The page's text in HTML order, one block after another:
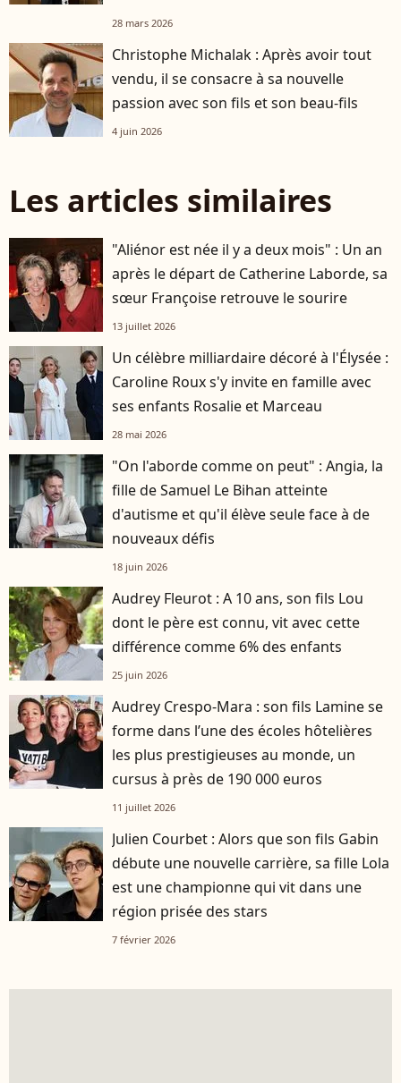
28 mars 2026
Christophe Michalak : Après avoir tout
vendu, il se consacre à sa nouvelle
passion avec son fils et son beau-fils
4 juin 2026
Les articles similaires
"Aliénor est née il y a deux mois" : Un an
après le départ de Catherine Laborde, sa
sœur Françoise retrouve le sourire
13 juillet 2026
Un célèbre milliardaire décoré à l'Élysée :
Caroline Roux s'y invite en famille avec
ses enfants Rosalie et Marceau
28 mai 2026
"On l'aborde comme on peut" : Angia, la
fille de Samuel Le Bihan atteinte
d'autisme et qu'il élève seule face à de
nouveaux défis
18 juin 2026
Audrey Fleurot : A 10 ans, son fils Lou
dont le père est connu, vit avec cette
différence comme 6% des enfants
25 juin 2026
Audrey Crespo-Mara : son fils Lamine se
forme dans l’une des écoles hôtelières
les plus prestigieuses au monde, un
cursus à près de 190 000 euros
11 juillet 2026
Julien Courbet : Alors que son fils Gabin
débute une nouvelle carrière, sa fille Lola
est une championne qui vit dans une
région prisée des stars
7 février 2026